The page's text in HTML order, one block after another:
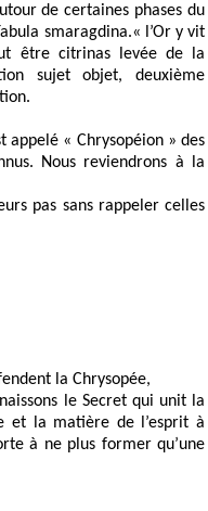
de certaines phases du
smaragdina.« l’Or y vit
être citrinas levée de la
sujet objet, deuxième
appelé « Chrysopéion » des
Nous reviendrons à la
pas sans rappeler celles
la Chrysopée,
le Secret qui unit la
et la matière de l’esprit à
à ne plus former qu’une